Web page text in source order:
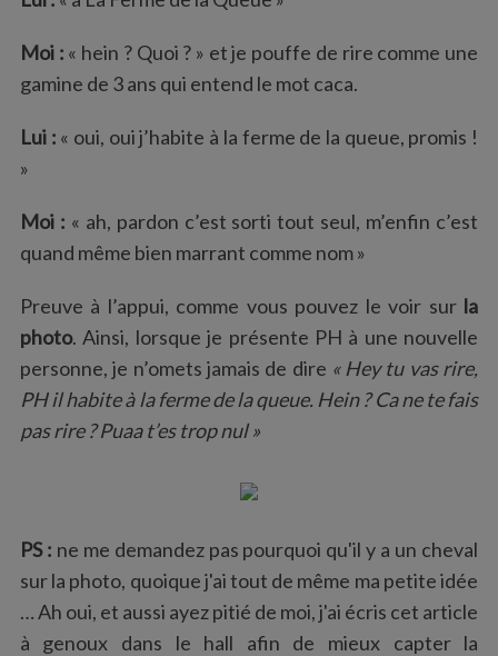
Moi : « hein ? Quoi ? » et je pouffe de rire comme une
gamine de 3 ans qui entend le mot caca.
Lui : « oui, oui j’habite à la ferme de la queue, promis !
»
Moi : « ah, pardon c’est sorti tout seul, m’enfin c’est
quand même bien marrant comme nom »
Preuve à l’appui, comme vous pouvez le voir surla
photo. Ainsi, lorsque je présente PH à une nouvelle
personne, je n’omets jamais de dire « Hey tu vas rire,
PH il habite à la ferme de la queue. Hein ? Ca ne te fais
pas rire ? Puaa t’es trop nul »
PS : ne me demandez pas pourquoi qu'il y a un cheval
sur la photo, quoique j'ai tout de même ma petite idée
… Ah oui, et aussi ayez pitié de moi, j'ai écris cet article
à genoux dans le hall afin de mieux capter la